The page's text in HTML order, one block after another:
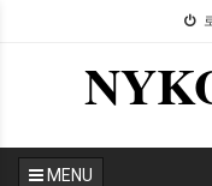
MENU